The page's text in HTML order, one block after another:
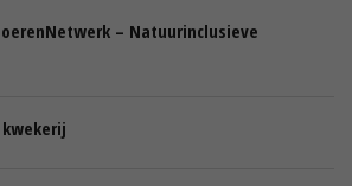
– Natuurinclusieve